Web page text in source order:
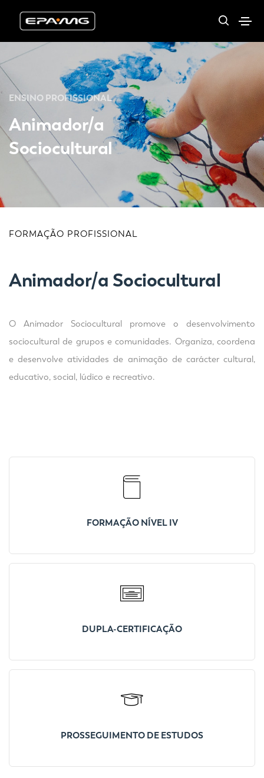
ENSINO PROFISSIONAL
Animador/a
Sociocultural
FORMAÇÃO PROFISSIONAL
Animador/a Sociocultural
O Animador Sociocultural promove o desenvolvimento
sociocultural de grupos e comunidades. Organiza, coordena
e desenvolve atividades de animação de carácter cultural,
educativo, social, lúdico e recreativo.
FORMAÇÃO NÍVEL IV
DUPLA-CERTIFICAÇÃO
PROSSEGUIMENTO DE ESTUDOS